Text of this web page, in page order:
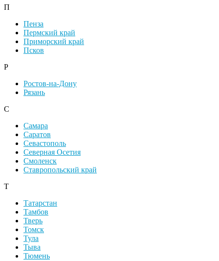
П
Пенза
Пермский край
Приморский край
Псков
Р
Ростов-на-Дону
Рязань
С
Самара
Саратов
Севастополь
Северная Осетия
Смоленск
Ставропольский край
Т
Татарстан
Тамбов
Тверь
Томск
Тула
Тыва
Тюмень